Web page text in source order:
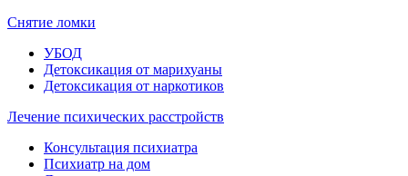
Снятие ломки
УБОД
Детоксикация от марихуаны
Детоксикация от наркотиков
Лечение психических расстройств
Консультация психиатра
Психиатр на дом